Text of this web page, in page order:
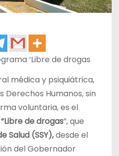
‘Libre de drogas
médica y psiquiátrica,
Humanos, sin
voluntaria, es el
“Libre de drogas”, que
Salud (SSY),desde el
del Gobernador